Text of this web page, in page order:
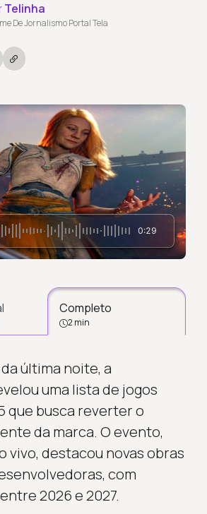
Telinha
De Jornalismo Portal Tela
0:29
Completo
2 min
última noite, a
uma lista de jogos
que busca reverter o
da marca. O evento,
vivo, destacou novas obras
com
2026 e 2027.